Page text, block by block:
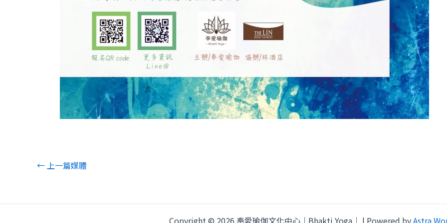
←上一篇媒體
Copyright © 2026 奉愛瑜伽文化中心｜Bhakti Yoga｜ | Powered byAstra